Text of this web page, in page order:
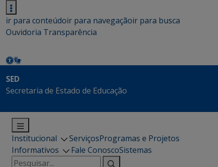
ir para conteúdoir para navegaçãoir para busca
Ouvidoria Transparência
SED
Secretaria de Estado de Educação
Institucional ServiçosProgramas e Projetos
Informativos
Fale ConoscoSistemas
Pesquisar